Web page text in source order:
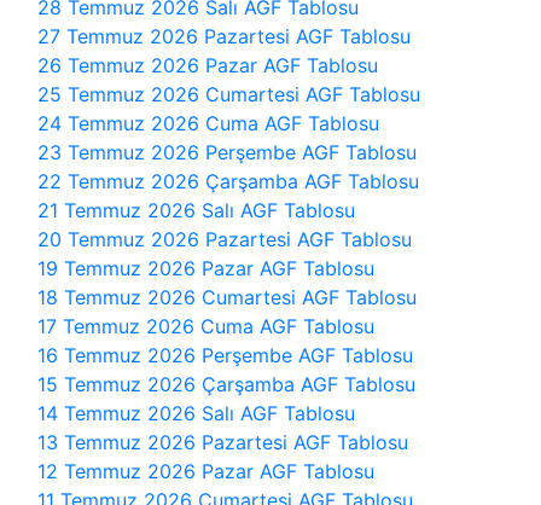
28 Temmuz 2026 Salı AGF Tablosu
27 Temmuz 2026 Pazartesi AGF Tablosu
26 Temmuz 2026 Pazar AGF Tablosu
25 Temmuz 2026 Cumartesi AGF Tablosu
24 Temmuz 2026 Cuma AGF Tablosu
23 Temmuz 2026 Perşembe AGF Tablosu
22 Temmuz 2026 Çarşamba AGF Tablosu
21 Temmuz 2026 Salı AGF Tablosu
20 Temmuz 2026 Pazartesi AGF Tablosu
19 Temmuz 2026 Pazar AGF Tablosu
18 Temmuz 2026 Cumartesi AGF Tablosu
17 Temmuz 2026 Cuma AGF Tablosu
16 Temmuz 2026 Perşembe AGF Tablosu
15 Temmuz 2026 Çarşamba AGF Tablosu
14 Temmuz 2026 Salı AGF Tablosu
13 Temmuz 2026 Pazartesi AGF Tablosu
12 Temmuz 2026 Pazar AGF Tablosu
11 Temmuz 2026 Cumartesi AGF Tablosu